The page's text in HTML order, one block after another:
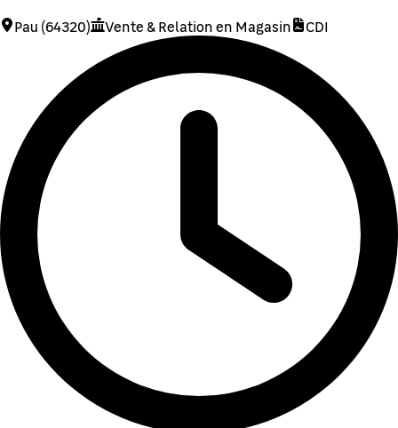
Pau (64320) Vente & Relation en Magasin CDI